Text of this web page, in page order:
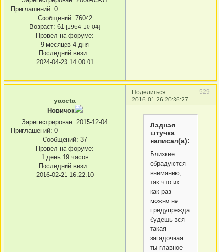
Приглашений: 0
Сообщений: 76042
Возраст: 61 [1964-10-04]
Провел на форуме:
9 месяцев 4 дня
Последний визит:
2024-04-23 14:00:01
Поделиться
529
2016-01-26 20:36:27
yaceta
Новичок
Зарегистрирован: 2015-12-04
Приглашений: 0
Сообщений: 37
Провел на форуме:
1 день 19 часов
Последний визит:
2016-02-21 16:22:10
Ладная
штучка
написал(а):
Близкие
обрадуются
вниманию,
так что их
как раз
можно не
предупреждать,
будешь вся
такая
загадочная
ты главное